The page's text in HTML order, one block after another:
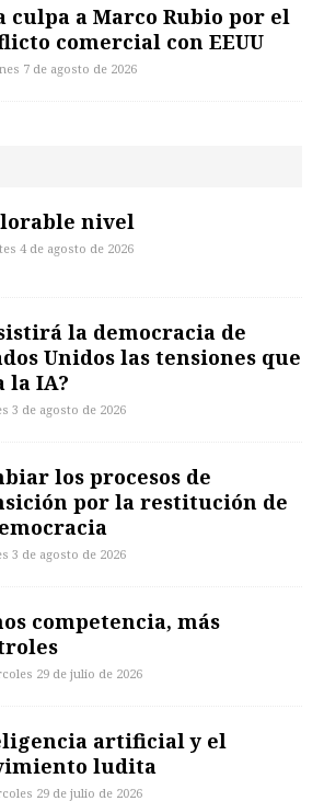
culpa a Marco Rubio por el
comercial con EEUU
7 de agosto de 2026
nivel
4 de agosto de 2026
la democracia de
Unidos las tensiones que
la IA?
3 de agosto de 2026
los procesos de
por la restitución de
3 de agosto de 2026
competencia, más
29 de julio de 2026
artificial y el
ludita
29 de julio de 2026